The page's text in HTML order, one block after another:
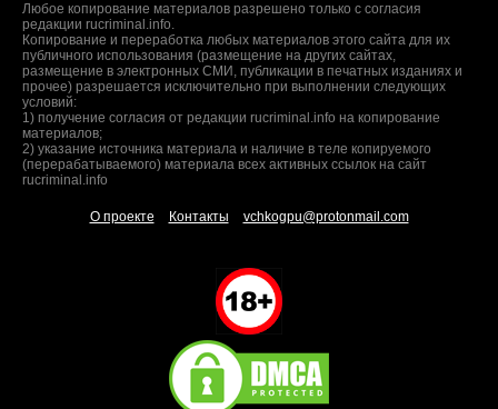
Любое копирование материалов разрешено только с согласия
редакции rucriminal.info.
Копирование и переработка любых материалов этого сайта для их
публичного использования (размещение на других сайтах,
размещение в электронных СМИ, публикации в печатных изданиях и
прочее) разрешается исключительно при выполнении следующих
условий:
1) получение согласия от редакции rucriminal.info на копирование
материалов;
2) указание источника материала и наличие в теле копируемого
(перерабатываемого) материала всех активных ссылок на сайт
rucriminal.info
О проекте Контакты vchkogpu@protonmail.com